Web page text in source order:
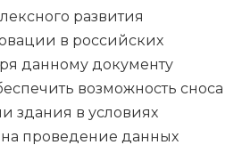
развития
в российских
данному документу
возможность сноса
здания в условиях
проведение данных